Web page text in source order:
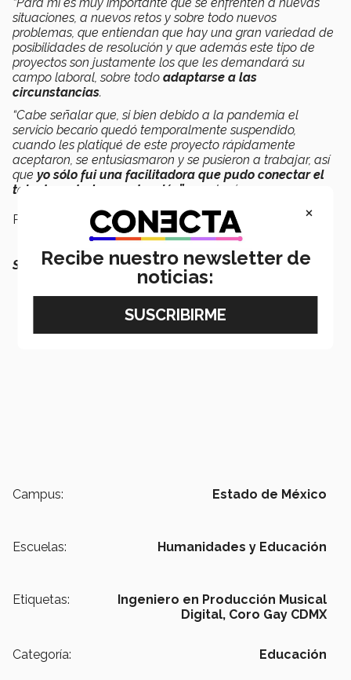
situaciones, a nuevos retos y sobre todo nuevos
problemas, que entiendan que hay una gran variedad de
posibilidades de resolución y que además este tipo de
proyectos son justamente los que les demandará su
campo laboral, sobre todo adaptarse a las
circunstancias.
“Cabe señalar que, si bien debido a la pandemia el
servicio becario quedó temporalmente suspendido,
cuando les platiqué de este proyecto rápidamente
aceptaron, se entusiasmaron y se pusieron a trabajar, así
que yo sólo fui una facilitadora que pudo conectar el
talento en toda su extensión”,
concluyó.
Para ver el producto final da clickaquí
SEGURO QUERRÁS LEER TAMBIÉN:
Campus: Estado de México
Escuelas: Humanidades y Educación
Etiquetas:
Ingeniero en Producción Musical
Digital, Coro Gay CDMX
Categoría: Educación
×
Recibe nuestro newsletter de
noticias: